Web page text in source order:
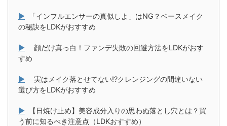
▶ 「インフルエンサーの真似しよ」はNG？ベースメイク
の秘訣をLDKがおすすめ
▶ 顔だけ真っ白！ファンデ失敗の回避方法をLDKがおす
すめ
▶ 実はメイク落とせてない!?クレンジングの間違いない
選び方をLDKがおすすめ
▶ 【日焼け止め】美容成分入りの思わぬ落とし穴とは？買
う前に知るべき注意点（LDKおすすめ）